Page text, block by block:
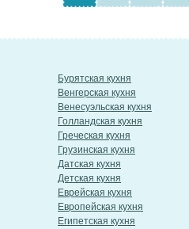
Бурятская кухня
Венгерская кухня
Венесуэльская кухня
Голландская кухня
Греческая кухня
Грузинская кухня
Датская кухня
Детская кухня
Еврейская кухня
Европейская кухня
Египетская кухня